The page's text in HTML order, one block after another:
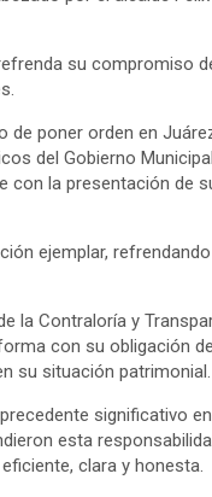
su compromiso
de poner orden en
del Gobierno
con la presentación de
ejemplar,
la Contraloría y
con su obligación
su situación patrimonial.
significativo
esta
clara y honesta.